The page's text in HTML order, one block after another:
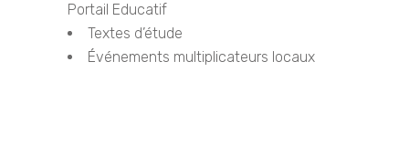
Portail Educatif
Textes d’étude
Événements multiplicateurs locaux